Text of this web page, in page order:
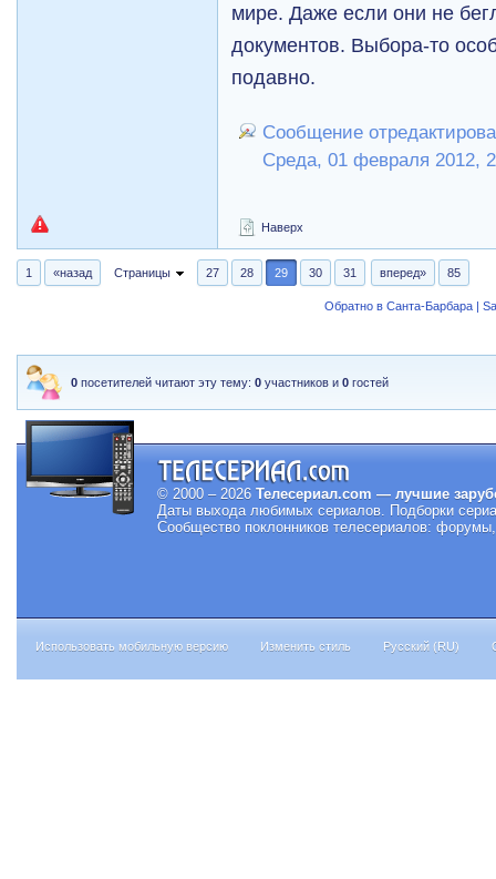
мире. Даже если они не
документов. Выбора-то
подавно.
Сообщение
Среда, 01 февраля 2012,
Наверх
1 «назад Страницы 27 28 29 30 31 вперед» 85
Обратно в Санта-Барбара |
0 посетителей читают эту тему:0 участников и0 гостей
© 2000 – 2026 Телесериал.com — лучшие
Даты выхода любимых сериалов. Подборки
Сообщество поклонников телесериалов:
Использовать мобильную версию Изменить стиль Русский (RU)